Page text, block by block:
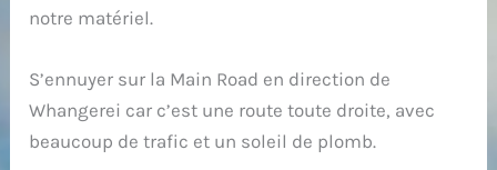
notre matériel.
S’ennuyer sur la Main Road en direction de
Whangerei car c’est une route toute droite, avec
beaucoup de trafic et un soleil de plomb.